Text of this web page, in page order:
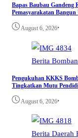
Bapas Baubau
Pemasyarakatan
August 6, 2026•
Berita
Pengukuhan KKKS
Tingkatkan Mutu
August 6, 2026•
Berita Daerah